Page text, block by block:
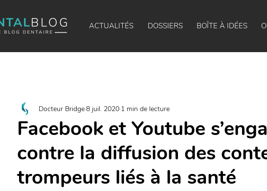
ACTUALITÉS DOSSIERS BOÎTE À IDÉES
Facebook et Youtube
contre la diffusion des
trompeurs liés à la santé
Docteur Bridge8 juil. 2020 1 min de lecture